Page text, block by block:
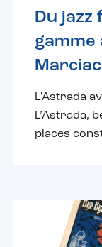
Du jazz
gamme
Marciac
L'Astrada
L’Astrada,
places